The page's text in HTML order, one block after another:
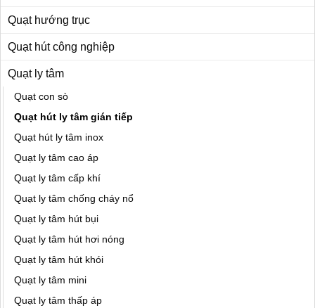
Quạt hướng trục
Quạt hút công nghiệp
Quạt ly tâm
Quạt con sò
Quạt hút ly tâm gián tiếp
Quạt hút ly tâm inox
Quạt ly tâm cao áp
Quạt ly tâm cấp khí
Quạt ly tâm chống cháy nổ
Quạt ly tâm hút bụi
Quạt ly tâm hút hơi nóng
Quạt ly tâm hút khói
Quạt ly tâm mini
Quạt ly tâm thấp áp